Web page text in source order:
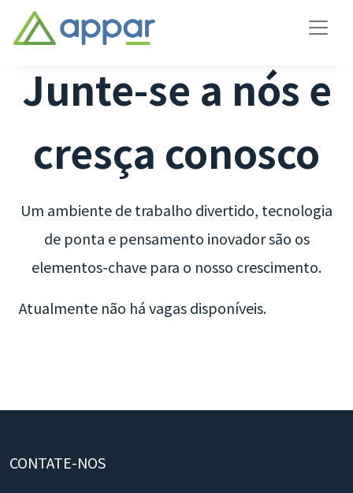
Junte-se a nós e
cresça conosco
Um ambiente de trabalho divertido, tecnologia
de ponta e pensamento inovador são os
elementos-chave para o nosso crescimento.
Atualmente não há vagas disponíveis.
CONTATE-NOS